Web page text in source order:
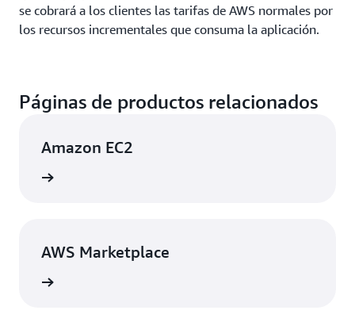
se cobrará a los clientes las tarifas de AWS normales por
los recursos incrementales que consuma la aplicación.
Páginas de productos relacionados
Amazon EC2
AWS Marketplace